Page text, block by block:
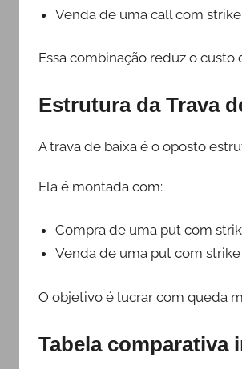
Venda de uma call com
Essa combinação reduz o
Estrutura da Trava
A trava de baixa é o oposto
Ela é montada com:
Compra de uma put com
Venda de uma put com
O objetivo é lucrar com queda
Tabela comparativa